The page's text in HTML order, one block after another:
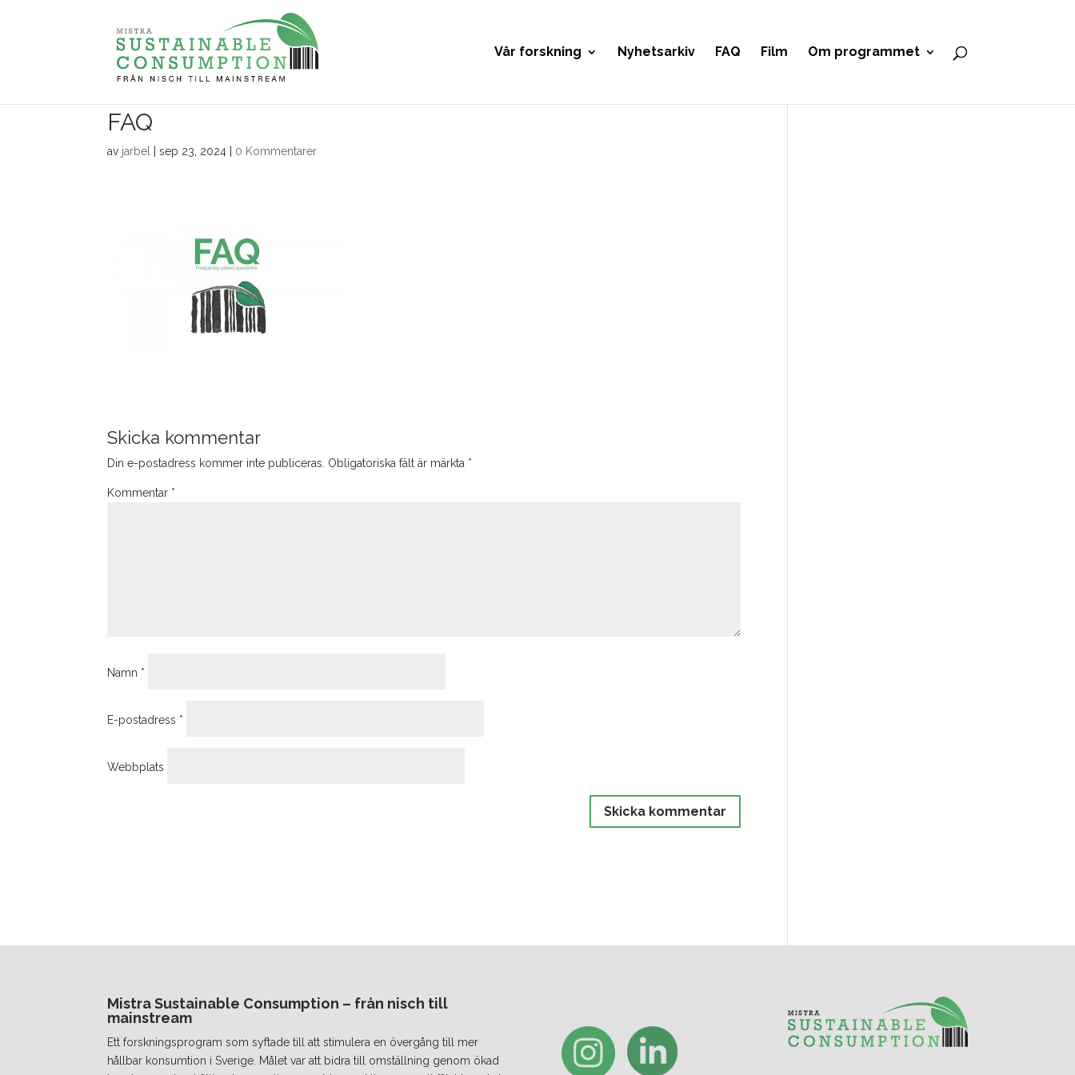
Vår forskning Nyhetsarkiv FAQ Film Om programmet
FAQ
av jarbel |sep 23, 2024 0 Kommentarer
Skicka kommentar
Din e-postadress kommer inte publiceras. Obligatoriska fält är märkta *
Kommentar *
Namn *
E-postadress *
Webbplats
Mistra Sustainable Consumption – från nisch till
mainstream
Ett forskningsprogram som syftade till att stimulera en övergång till mer
hållbar konsumtion i Sverige. Målet var att bidra till omställning genom ökad